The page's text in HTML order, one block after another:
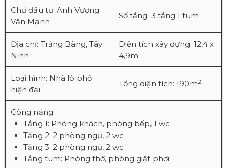
Chủ đầu tư: Anh Vương
Văn Mạnh
Số tầng: 3 tầng 1 tum
Địa chỉ: Trảng Bàng, Tây
Ninh
Diện tích xây dựng: 12,4 x
4,9m
Loại hình: Nhà lô phố
hiện đại
Tổng diện tích: 190m2
Công năng:
Tầng 1: Phòng khách, phòng bếp, 1 wc
Tầng 2: 2 phòng ngủ, 2 wc
Tầng 3: 2 phòng ngủ, 2 wc
Tầng tum: Phòng thờ, phòng giặt phơi